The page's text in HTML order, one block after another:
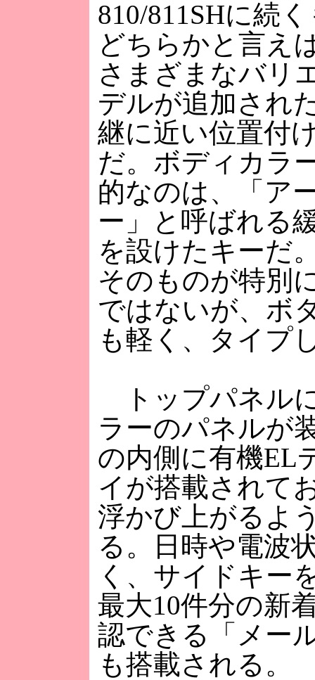
810/811SHに続
どちらかと言え
さまざまなバリ
デルが追加され
継に近い位置付
だ。ボディカラ
的なのは、「ア
ー」と呼ばれる
を設けたキーだ
そのものが特別
ではないが、ボ
も軽く、タイプ
トップパネル
ラーのパネルが
の内側に有機EL
イが搭載されて
浮かび上がるよ
る。日時や電波
く、サイドキー
最大10件分の新
認できる「メー
も搭載される。